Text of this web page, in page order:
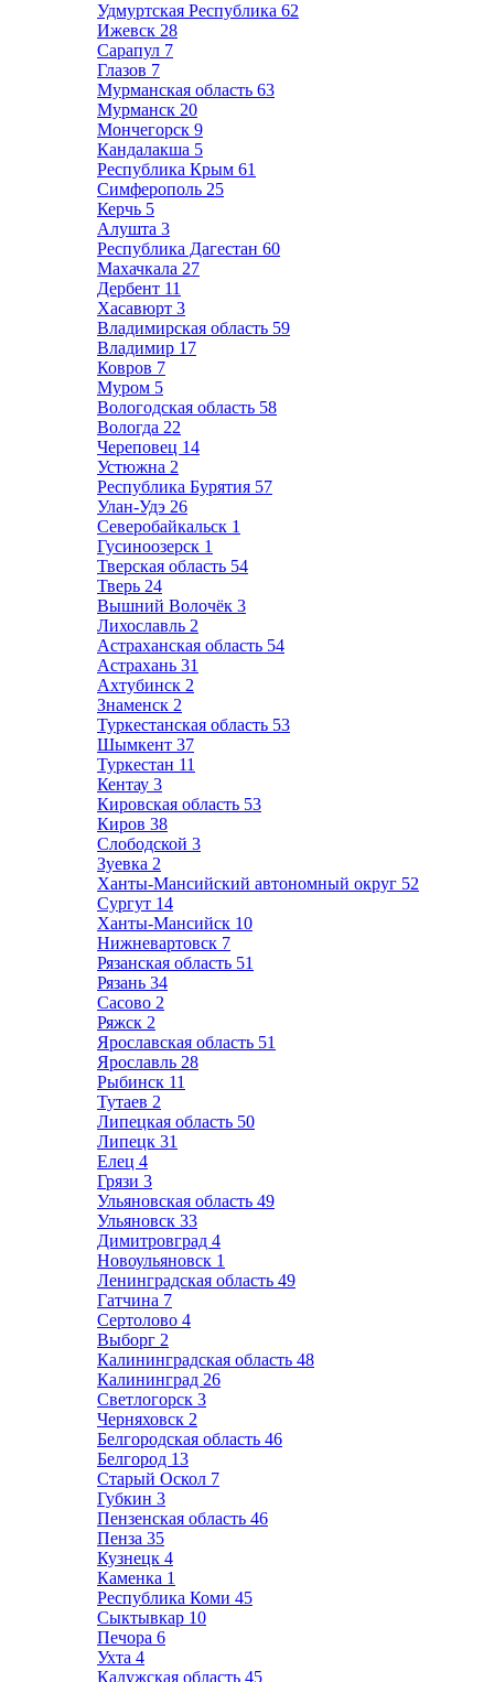
Удмуртская Республика 62
Ижевск 28
Сарапул 7
Глазов 7
Мурманская область 63
Мурманск 20
Мончегорск 9
Кандалакша 5
Республика Крым 61
Симферополь 25
Керчь 5
Алушта 3
Республика Дагестан 60
Махачкала 27
Дербент 11
Хасавюрт 3
Владимирская область 59
Владимир 17
Ковров 7
Муром 5
Вологодская область 58
Вологда 22
Череповец 14
Устюжна 2
Республика Бурятия 57
Улан-Удэ 26
Северобайкальск 1
Гусиноозерск 1
Тверская область 54
Тверь 24
Вышний Волочёк 3
Лихославль 2
Астраханская область 54
Астрахань 31
Ахтубинск 2
Знаменск 2
Туркестанская область 53
Шымкент 37
Туркестан 11
Кентау 3
Кировская область 53
Киров 38
Слободской 3
Зуевка 2
Ханты-Мансийский автономный округ 52
Сургут 14
Ханты-Мансийск 10
Нижневартовск 7
Рязанская область 51
Рязань 34
Сасово 2
Ряжск 2
Ярославская область 51
Ярославль 28
Рыбинск 11
Тутаев 2
Липецкая область 50
Липецк 31
Елец 4
Грязи 3
Ульяновская область 49
Ульяновск 33
Димитровград 4
Новоульяновск 1
Ленинградская область 49
Гатчина 7
Сертолово 4
Выборг 2
Калининградская область 48
Калининград 26
Светлогорск 3
Черняховск 2
Белгородская область 46
Белгород 13
Старый Оскол 7
Губкин 3
Пензенская область 46
Пенза 35
Кузнецк 4
Каменка 1
Республика Коми 45
Сыктывкар 10
Печора 6
Ухта 4
Калужская область 45